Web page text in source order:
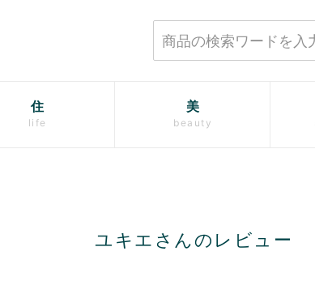
住
life
美
beauty
ユキエさんのレビュー